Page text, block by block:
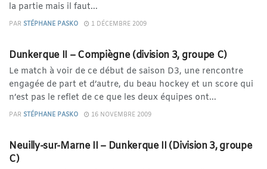
la partie mais il faut...
PAR STÉPHANE PASKO 1 DÉCEMBRE 2009
Dunkerque II – Compiègne (division 3, groupe C)
Le match à voir de ce début de saison D3, une rencontre
engagée de part et d’autre, du beau hockey et un score qui
n’est pas le reflet de ce que les deux équipes ont...
PAR STÉPHANE PASKO 16 NOVEMBRE 2009
Neuilly-sur-Marne II – Dunkerque II (Division 3, groupe
C)